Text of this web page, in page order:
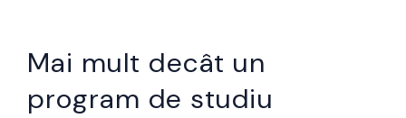
Mai mult decât un
program de studiu